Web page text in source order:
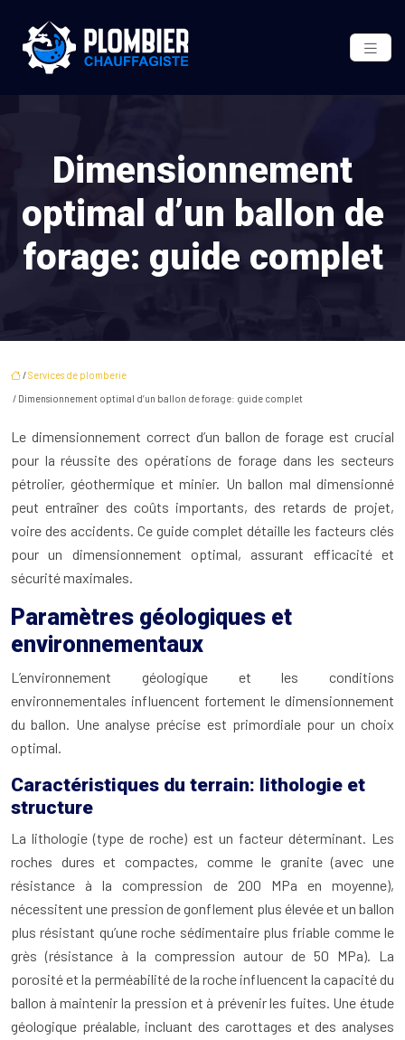
Dimensionnement
optimal d’un ballon de
forage: guide complet
/Services de plomberie
/ Dimensionnement optimal d’un ballon de forage: guide complet
Le dimensionnement correct d’un ballon de forage est crucial
pour la réussite des opérations de forage dans les secteurs
pétrolier, géothermique et minier. Un ballon mal dimensionné
peut entraîner des coûts importants, des retards de projet,
voire des accidents. Ce guide complet détaille les facteurs clés
pour un dimensionnement optimal, assurant efficacité et
sécurité maximales.
Paramètres géologiques et
environnementaux
L’environnement géologique et les conditions
environnementales influencent fortement le dimensionnement
du ballon. Une analyse précise est primordiale pour un choix
optimal.
Caractéristiques du terrain: lithologie et
structure
La lithologie (type de roche) est un facteur déterminant. Les
roches dures et compactes, comme le granite (avec une
résistance à la compression de 200 MPa en moyenne),
nécessitent une pression de gonflement plus élevée et un ballon
plus résistant qu’une roche sédimentaire plus friable comme le
grès (résistance à la compression autour de 50 MPa). La
porosité et la perméabilité de la roche influencent la capacité du
ballon à maintenir la pression et à prévenir les fuites. Une étude
géologique préalable, incluant des carottages et des analyses